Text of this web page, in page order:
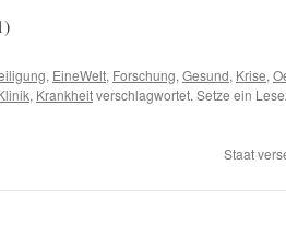
, EineWelt, Forschung, Gesund, Krise,
, Krankheitverschlagwortet. Setze ein
Staat